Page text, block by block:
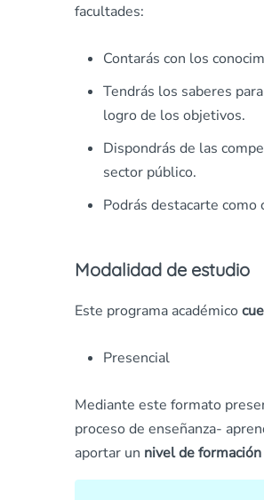
facultades:
Contarás con los
Tendrás los saberes
logro de los objetivos.
Dispondrás de las
sector público.
Podrás destacarte
Modalidad de estudio
Este programa académico
Presencial
Mediante este formato
proceso de enseñanza-
aportar un nivel de